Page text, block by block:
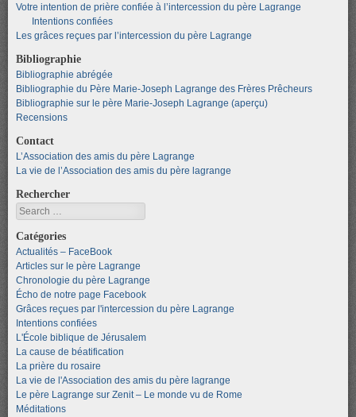
Votre intention de prière confiée à l’intercession du père Lagrange
Intentions confiées
Les grâces reçues par l’intercession du père Lagrange
Bibliographie
Bibliographie abrégée
Bibliographie du Père Marie-Joseph Lagrange des Frères Prêcheurs
Bibliographie sur le père Marie-Joseph Lagrange (aperçu)
Recensions
Contact
L’Association des amis du père Lagrange
La vie de l’Association des amis du père lagrange
Rechercher
Search
Catégories
Actualités – FaceBook
Articles sur le père Lagrange
Chronologie du père Lagrange
Écho de notre page Facebook
Grâces reçues par l'intercession du père Lagrange
Intentions confiées
L'École biblique de Jérusalem
La cause de béatification
La prière du rosaire
La vie de l'Association des amis du père lagrange
Le père Lagrange sur Zenit – Le monde vu de Rome
Méditations